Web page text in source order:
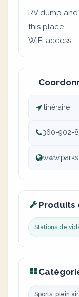
RV dump
this place
WiFi access
Itinéraire
360-902-
Produits
Stations de
Sports, plein